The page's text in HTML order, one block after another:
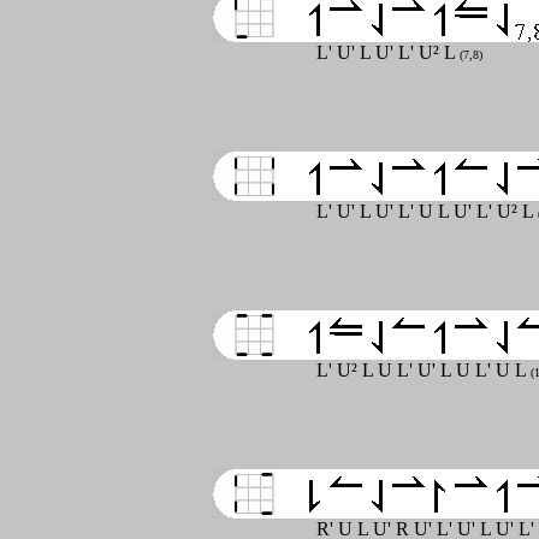
L' U' L U' L' U² L (7,8)
L' U' L U' L' U L U' L' U² L
L' U² L U L' U' L U L' U L
R' U L U' R U' L' U' L U' L'